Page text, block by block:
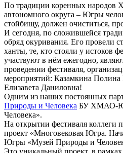
По традиции коренных народов
автономного округа – Югры
стойбищу, должен очиститься,
И сегодня, по сложившейся
обряд окуривания. Его провели
ханты, те, кто стояли у истоков
участвуют в нём ежегодно,
проведении фестиваля,
мероприятий: Казамкина Полина
Елизавета Даниловна!
Одним из наших постоянных
Природы и Человека БУ ХМАО-
Человека».
На открытии фестиваля коллеги
проект «Многовековая Югра.
Югры «Музей Природы и
Это уникальный проект, в рамках